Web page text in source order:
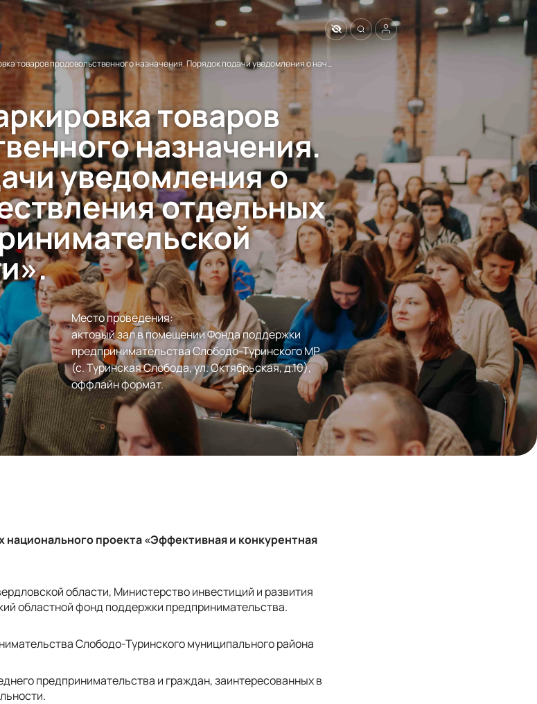
Семинар «Маркировка товаров продовольственного назначения. Порядок подачи уведомления о начале осуществления отдельных видов предпринимательской деятельности».
товаров
назначения.
уведомления о
отдельных
Место проведения:
актовый зал в помещении Фонда поддержки
предпринимательства Слободо-Туринского МР
(с. Туринская Слобода, ул. Октябрьская, д.10),
оффлайн формат.
проекта «Эффективная и конкурентная
области, Министерство инвестиций и развития
областной фонд поддержки предпринимательства.
Слободо-Туринского муниципального района
предпринимательства и граждан, заинтересованных в